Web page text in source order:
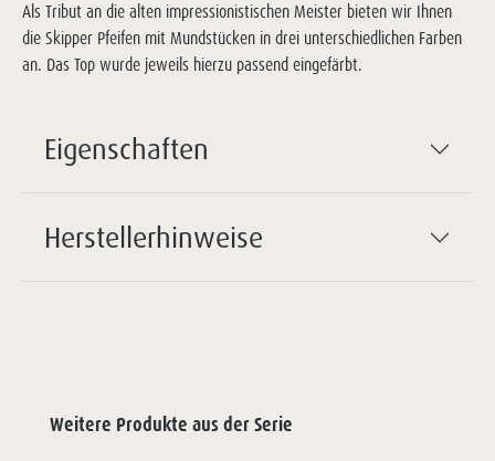
Als Tribut an die alten impressionistischen Meister bieten wir Ihnen
die Skipper Pfeifen mit Mundstücken in drei unterschiedlichen Farben
an. Das Top wurde jeweils hierzu passend eingefärbt.
Eigenschaften
Herstellerhinweise
Weitere Produkte aus der Serie